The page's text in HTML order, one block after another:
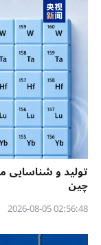
تولید و
چین
02:56:48 2026-08-05